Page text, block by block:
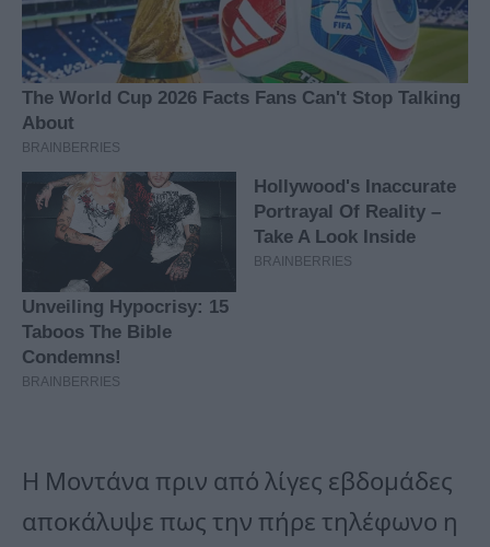
Η Μοντάνα πριν από λίγες εβδομάδες
αποκάλυψε πως την πήρε τηλέφωνο η